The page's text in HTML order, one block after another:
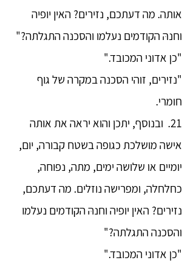
אותה. מה דעתכם, נזירים? האין יופיה
וחנהּ הקודמים נעלמו והסכנה התגלתה?"
"כן אדוני המכובד."
"נזירים, זוהי הסכנה במקרה של גוף
חומרי.
21. ובנוסף, יתכן והוא יראה את אותה
אישה מושלכת כגופה בשטח קבורה, יום,
יומיים או שלושה ימים, מתה, נפוחה,
כחלחלה, ומפרישה נוזלים. מה דעתכם,
נזירים? האין יופיה וחנהּ הקודמים נעלמו
והסכנה התגלתה?"
"כן אדוני המכובד."